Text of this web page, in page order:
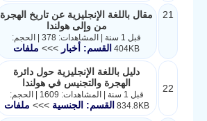
21
مقال باللغة الإنجليزية عن تاريخ الهجرة
من وإلى هولندا
قبل 1 سنة | المشاهدات: 378 | الحجم:
404KB القسم: أخبار >>> ملفات
22
دليل باللغة الإنجليزية حول دائرة
الهجرة والتجنيس في هولندا
قبل 1 سنة | المشاهدات: 1609 | الحجم:
834.8KB القسم: الجنسية>>> ملفات